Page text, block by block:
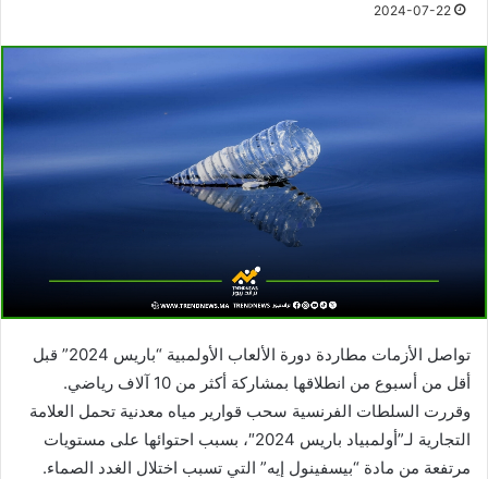
2024-07-22
تواصل الأزمات مطاردة دورة الألعاب الأولمبية “باريس 2024” قبل
أقل من أسبوع من انطلاقها بمشاركة أكثر من 10 آلاف رياضي.
وقررت السلطات الفرنسية سحب قوارير مياه معدنية تحمل العلامة
التجارية لـ”أولمبياد باريس 2024″، بسبب احتوائها على مستويات
مرتفعة من مادة “بيسفينول إيه” التي تسبب اختلال الغدد الصماء.